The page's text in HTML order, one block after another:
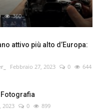
360
attivo più alto d’Europa:
Febbraio 27, 2023 0 644
Fotografia
2023 0 899